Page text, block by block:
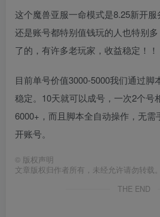
这个魔兽亚服一命模式是8.25新开
还是账号都特别值钱玩的人也特别
了的，有许多老玩家，收益稳定！！
目前单号价值3000-5000我们通过脚
稳定。10天就可以成号，一次2个号
6000+，而且脚本全自动操作，无需
开账号。
© 版权声明
文章版权归作者所有，未经允许请勿转载。
THE END